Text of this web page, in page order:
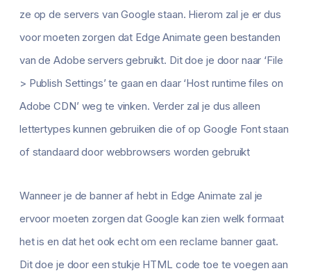
ze op de servers van Google staan. Hierom zal je er dus
voor moeten zorgen dat Edge Animate geen bestanden
van de Adobe servers gebruikt. Dit doe je door naar ‘File
> Publish Settings’ te gaan en daar ‘Host runtime files on
Adobe CDN’ weg te vinken. Verder zal je dus alleen
lettertypes kunnen gebruiken die of op Google Font staan
of standaard door webbrowsers worden gebruikt
Wanneer je de banner af hebt in Edge Animate zal je
ervoor moeten zorgen dat Google kan zien welk formaat
het is en dat het ook echt om een reclame banner gaat.
Dit doe je door een stukje HTML code toe te voegen aan